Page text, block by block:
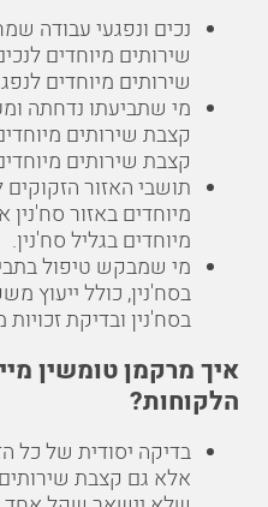
נכים ונפגעי עבודה
שירותים מיוחדים
שירותים מיוחדים
מי שתביעתו נדחתה
קצבת שירותים
קצבת שירותים
תושבי האזור
מיוחדים באזור
מיוחדים בגליל סח'נין.
מי שמבקש טיפול
בסח'נין, כולל ייעוץ
בסח'נין ובדיקת
איך מרקמן טומשין
הלקוחות?
בדיקה יסודית של כל
אלא גם קצבת שירותים